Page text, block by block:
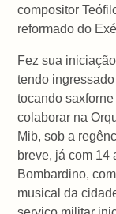
compositor
reformado do
Fez sua
tendo
tocando
colaborar na
Mib, sob a
breve, já com 14
Bombardino,
musical da